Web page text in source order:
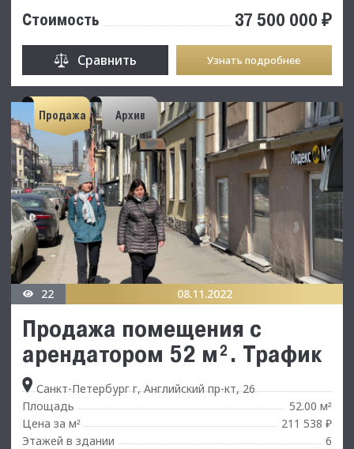
Стоимость 37 500 000 ₽
Сравнить Узнать подробнее
Продажа Архив
22 08.11.2022
Продажа помещения с
арендатором 52 м². Трафик
Санкт-Петербург г, Английский пр-кт, 26
Площадь
52.00 м²
Цена за м²
211 538 ₽
Этажей в здании
6